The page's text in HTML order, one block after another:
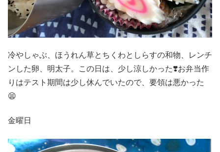
冷やしゃぶ、ほうれん草とちくわとしらすの和物、レンチ
ンした卵、明太子。この日は、少し涼しかった❣️お弁当作
りはテスト期間は少し休んでいたので、要領は悪かった
😫
金曜日